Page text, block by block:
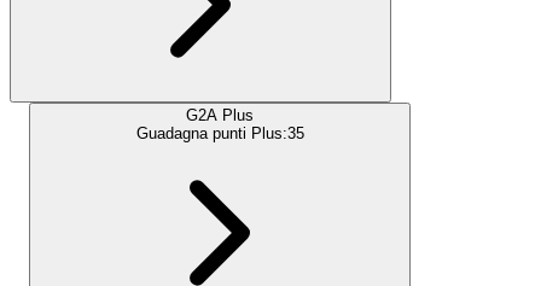
G2A Plus
Guadagna punti Plus:35